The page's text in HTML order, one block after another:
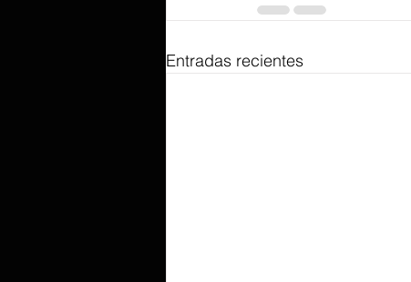
Entradas recientes